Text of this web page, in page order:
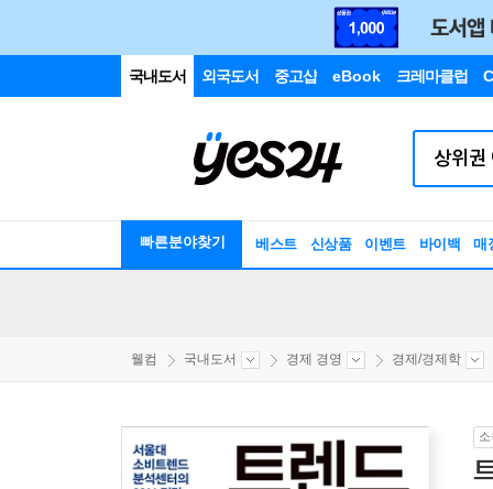
국내도서 외국도서 중고샵 eBook 크레마클럽
빠른분야찾기 베스트 신상품 이벤트 바이백 매
웰컴 국내도서 경제 경영 경제/경제학